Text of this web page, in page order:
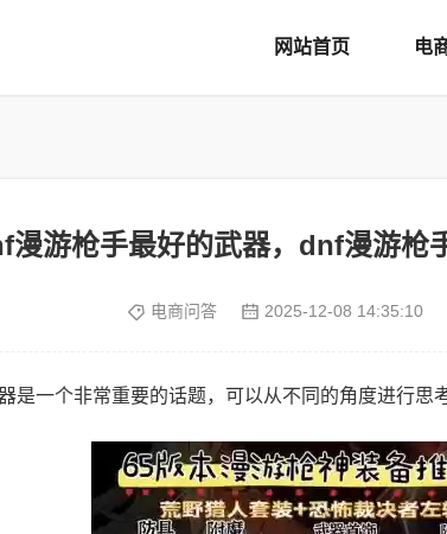
网站首页 电
漫游枪手最好的武器，dnf漫游枪
电商问答 2025-12-08 14:35:10
是一个非常重要的话题，可以从不同的角度进行思